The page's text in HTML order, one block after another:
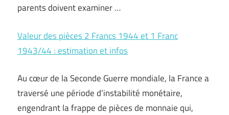
parents doivent examiner …
Valeur des pièces 2 Francs 1944 et 1 Franc
1943/44 : estimation et infos
Au cœur de la Seconde Guerre mondiale, la France a
traversé une période d’instabilité monétaire,
engendrant la frappe de pièces de monnaie qui,